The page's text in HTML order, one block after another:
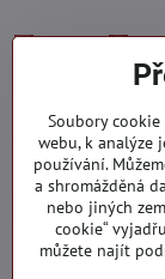
Facebook
+421 919
Pondělí -
Non stop ( 24/
Soubory
webu, k analýze
používání.
a shromážděná
nebo jiných
cookie“
můžete najít